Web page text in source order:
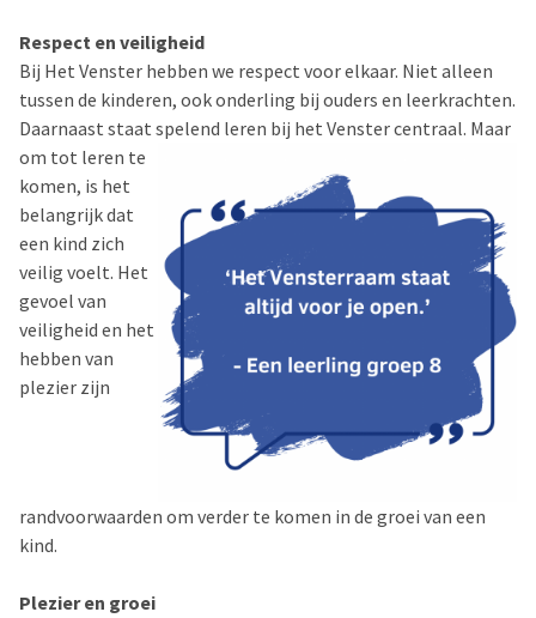
Respect en veiligheid
Bij Het Venster hebben we respect voor elkaar. Niet alleen
tussen de kinderen, ook onderling bij ouders en leerkrachten.
Daarnaast staat spelend leren bij het Venster centraal. Maar
om tot leren te
komen, is het
belangrijk dat
een kind zich
veilig voelt. Het
gevoel van
veiligheid en het
hebben van
plezier zijn
randvoorwaarden om verder te komen in de groei van een
kind.
Plezier en groei